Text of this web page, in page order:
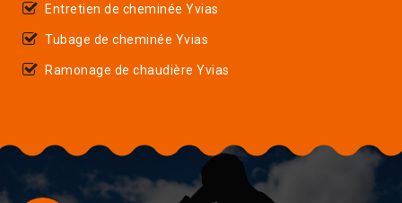
Entretien de cheminée Yvias
Tubage de cheminée Yvias
Ramonage de chaudière Yvias